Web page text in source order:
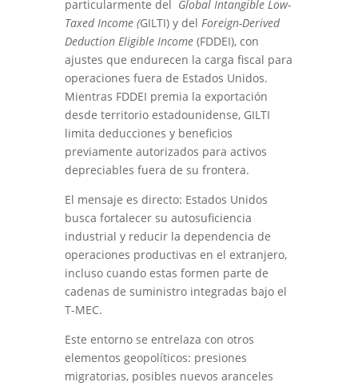
particularmente del Global Intangible Low-
Taxed Income (GILTI) y del Foreign-Derived
Deduction Eligible Income(FDDEI), con
ajustes que endurecen la carga fiscal para
operaciones fuera de Estados Unidos.
Mientras FDDEI premia la exportación
desde territorio estadounidense, GILTI
limita deducciones y beneficios
previamente autorizados para activos
depreciables fuera de su frontera.
El mensaje es directo: Estados Unidos
busca fortalecer su autosuficiencia
industrial y reducir la dependencia de
operaciones productivas en el extranjero,
incluso cuando estas formen parte de
cadenas de suministro integradas bajo el
T-MEC.
Este entorno se entrelaza con otros
elementos geopolíticos: presiones
migratorias, posibles nuevos aranceles